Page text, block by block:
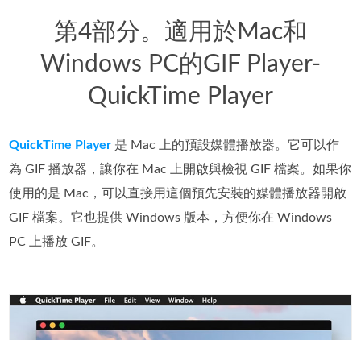
第4部分。適用於Mac和
Windows PC的GIF Player-
QuickTime Player
QuickTime Player 是 Mac 上的預設媒體播放器。它可以作
為 GIF 播放器，讓你在 Mac 上開啟與檢視 GIF 檔案。如果你
使用的是 Mac，可以直接用這個預先安裝的媒體播放器開啟
GIF 檔案。它也提供 Windows 版本，方便你在 Windows
PC 上播放 GIF。